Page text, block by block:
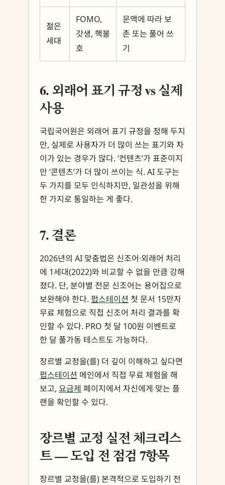
젊은
세대
FOMO,
갓생, 핵불
호
문맥에 따라 보
존 또는 풀어 쓰
기
6. 외래어 표기 규정 vs 실제
사용
국립국어원은 외래어 표기 규정을 정해 두지
만, 실제로 사용자가 더 많이 쓰는 표기와 차
이가 있는 경우가 많다. ‘컨텐츠’가 표준이지
만 ‘콘텐츠’가 더 많이 쓰이는 식. AI 도구는
두 가지를 모두 인식하지만, 일관성을 위해
한 가지로 통일하는 게 좋다.
7. 결론
2026년의 AI 맞춤법은 신조어·외래어 처리
에 1세대(2022)와 비교할 수 없을 만큼 강해
졌다. 단, 분야별 전문 신조어는 용어집으로
보완해야 한다. 펍스테이션 첫 문서 15만자
무료 체험으로 직접 신조어 처리 결과를 확
인할 수 있다. PRO 첫 달 100원 이벤트로
한 달 풀가동 테스트도 가능하다.
장르별 교정을(를) 더 깊이 이해하고 싶다면
펍스테이션 메인에서 직접 무료 체험을 해
보고, 요금제 페이지에서 자신에게 맞는 플
랜을 확인할 수 있다.
장르별 교정 실전 체크리스
트 — 도입 전 점검 7항목
장르별 교정을(를) 본격적으로 도입하기 전